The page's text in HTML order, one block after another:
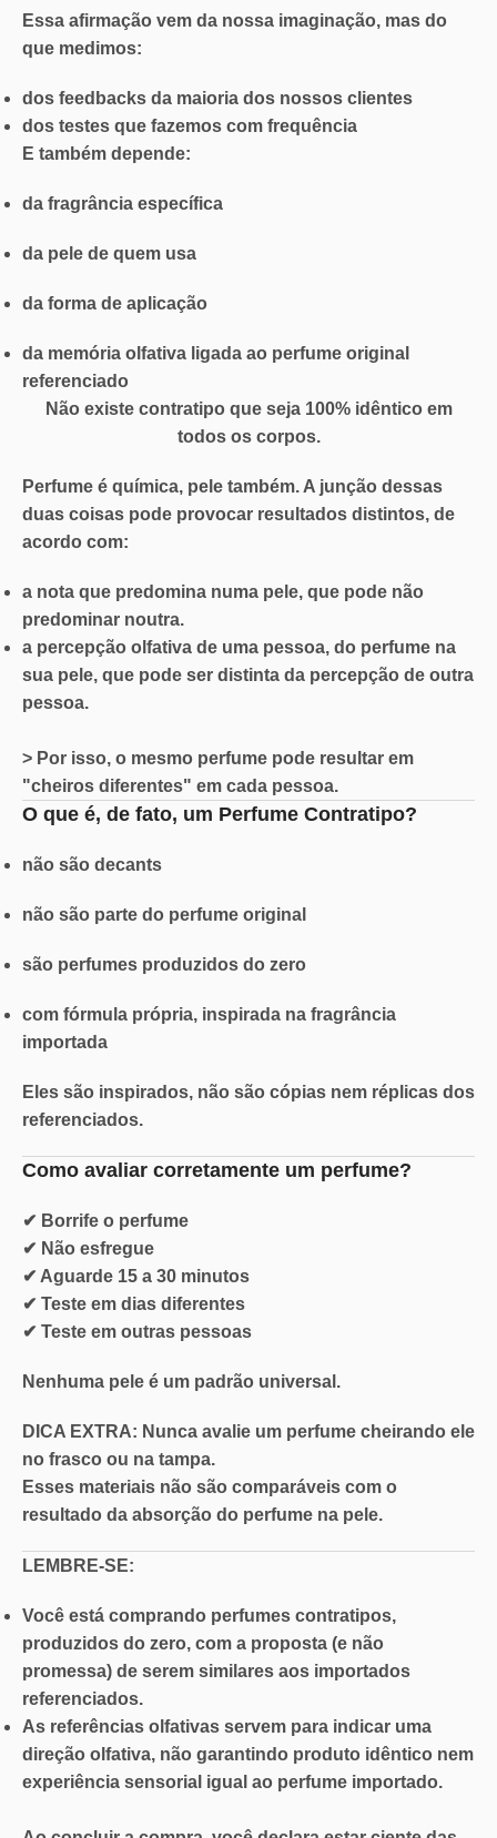
Essa afirmação vem da nossa imaginação, mas do
que medimos:
dos feedbacks da maioria dos nossos clientes
dos testes que fazemos com frequência
E também depende:
da fragrância específica
da pele de quem usa
da forma de aplicação
da memória olfativa ligada ao perfume original
referenciado
Não existe contratipo que seja 100% idêntico em
todos os corpos.
Perfume é química, pele também. A junção dessas
duas coisas pode provocar resultados distintos, de
acordo com:
a nota que predomina numa pele, que pode não
predominar noutra.
a percepção olfativa de uma pessoa, do perfume na
sua pele, que pode ser distinta da percepção de outra
pessoa.
> Por isso, o mesmo perfume pode resultar em
"cheiros diferentes" em cada pessoa.
O que é, de fato, um Perfume Contratipo?
não são decants
não são parte do perfume original
são perfumes produzidos do zero
com fórmula própria, inspirada na fragrância
importada
Eles são inspirados, não são cópias nem réplicas dos
referenciados.
Como avaliar corretamente um perfume?
✔ Borrife o perfume
✔ Não esfregue
✔ Aguarde 15 a 30 minutos
✔ Teste em dias diferentes
✔ Teste em outras pessoas
Nenhuma pele é um padrão universal.
DICA EXTRA: Nunca avalie um perfume cheirando ele
no frasco ou na tampa.
Esses materiais não são comparáveis com o
resultado da absorção do perfume na pele.
LEMBRE-SE:
Você está comprando perfumes contratipos,
produzidos do zero, com a proposta (e não
promessa) de serem similares aos importados
referenciados.
As referências olfativas servem para indicar uma
direção olfativa, não garantindo produto idêntico nem
experiência sensorial igual ao perfume importado.